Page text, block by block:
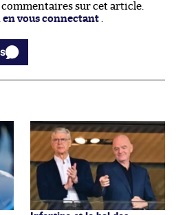
sur cet article.
en vous connectant